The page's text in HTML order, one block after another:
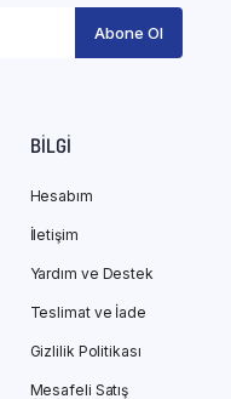
BILGI
Hesabım
İletişim
Yardım ve Destek
Teslimat ve İade
Gizlilik Politikası
Mesafeli Satış